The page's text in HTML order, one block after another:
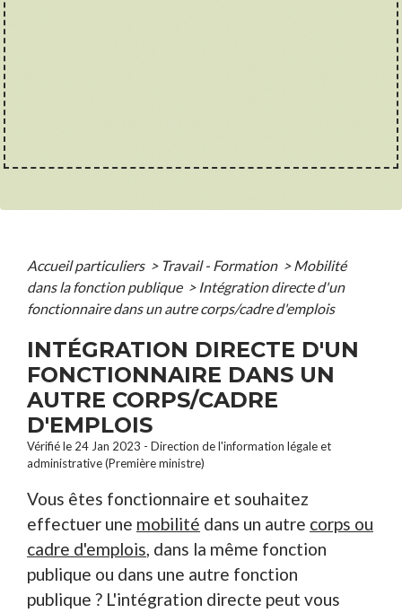
Accueil particuliers > Travail - Formation > Mobilité
dans la fonction publique > Intégration directe d'un
fonctionnaire dans un autre corps/cadre d'emplois
INTÉGRATION DIRECTE D'UN
FONCTIONNAIRE DANS UN
AUTRE CORPS/CADRE
D'EMPLOIS
Vérifié le 24 Jan 2023 - Direction de l'information légale et
administrative (Première ministre)
Vous êtes fonctionnaire et souhaitez
effectuer une mobilité dans un autre corps ou
cadre d'emplois, dans la même fonction
publique ou dans une autre fonction
publique ? L'intégration directe peut vous